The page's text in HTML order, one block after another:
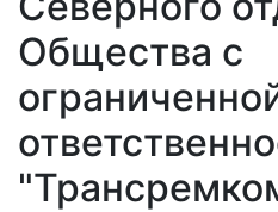
Общества с